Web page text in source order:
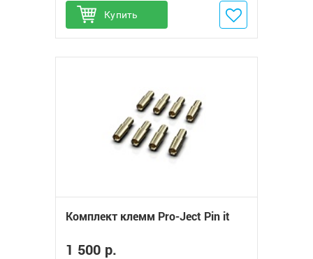
Купить
Добавить в избранное
Комплект клемм Pro-Ject Pin it
1 500 р.